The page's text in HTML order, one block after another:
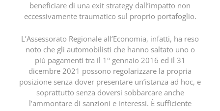
beneficiare di una exit strategy dall’impatto non
eccessivamente traumatico sul proprio portafoglio.
L’Assessorato Regionale all’Economia, infatti, ha reso
noto che gli automobilisti che hanno saltato uno o
più pagamenti tra il 1° gennaio 2016 ed il 31
dicembre 2021 possono regolarizzare la propria
posizione senza dover presentare un’istanza ad hoc, e
soprattutto senza doversi sobbarcare anche
l’ammontare di sanzioni e interessi. È sufficiente